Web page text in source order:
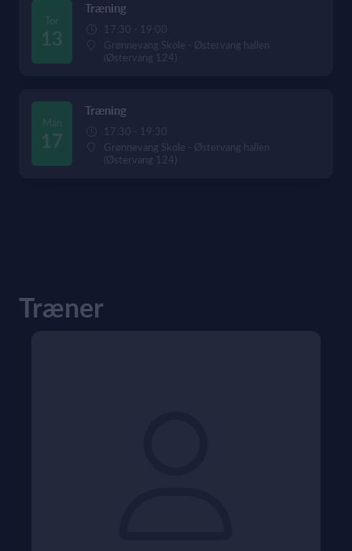
Tor
13
Træning
17:30 - 19:00
Grønnevang Skole - Østervang hallen
(Østervang 124)
Man
17
Træning
17:30 - 19:30
Grønnevang Skole - Østervang hallen
(Østervang 124)
Træner